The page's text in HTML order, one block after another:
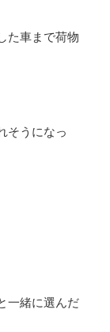
た車まで荷物
そうになっ
一緒に選んだ